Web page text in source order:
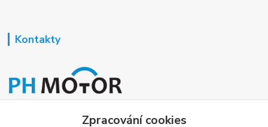
Kontakty
Zpracování cookies